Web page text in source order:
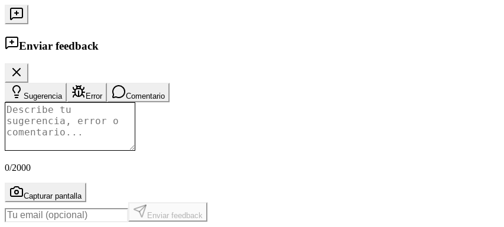
Enviar feedback
Sugerencia Error Comentario
0/2000
Capturar pantalla
Enviar feedback